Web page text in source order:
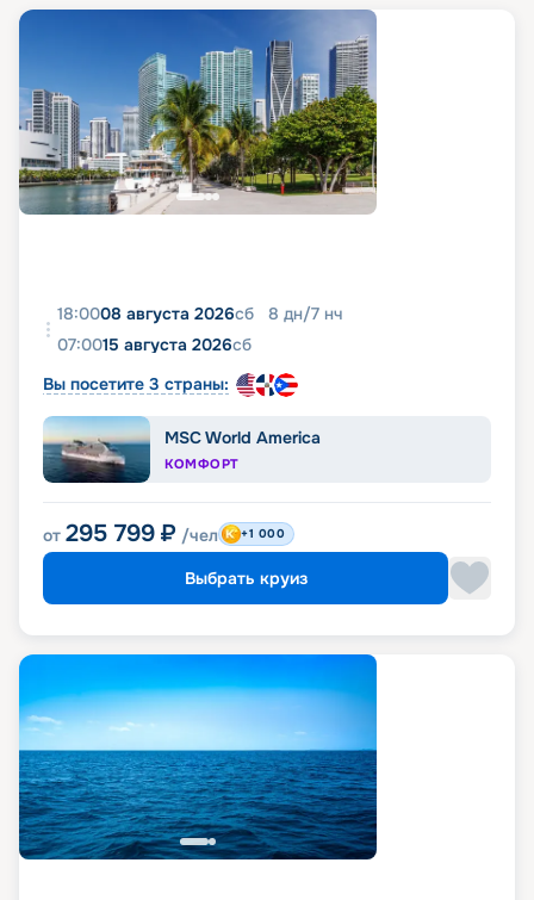
18:0008 августа 2026сб 8 дн/7 нч
07:0015 августа 2026сб
Вы посетите 3 страны:
MSC World America
КОМФОРТ
от 295 799 ₽ /чел +1 000
Выбрать круиз